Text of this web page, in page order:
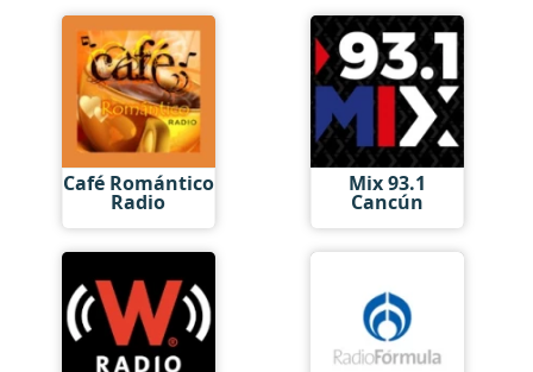
Café Romántico
Radio
Mix 93.1
Cancún